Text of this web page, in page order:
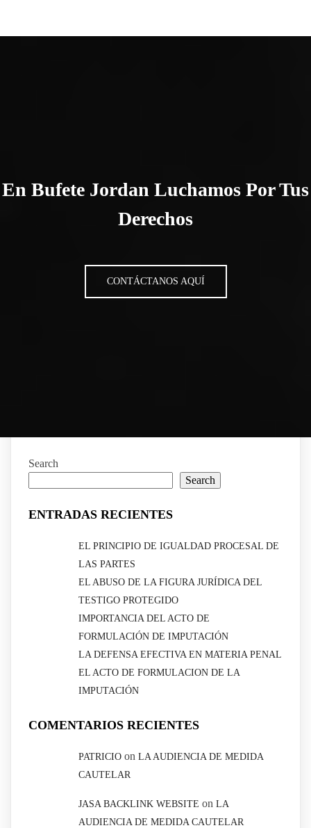
En Bufete Jordan Luchamos Por Tus
Derechos
CONTÁCTANOS AQUÍ
Search
Search
ENTRADAS RECIENTES
EL PRINCIPIO DE IGUALDAD PROCESAL DE
LAS PARTES
EL ABUSO DE LA FIGURA JURÍDICA DEL
TESTIGO PROTEGIDO
IMPORTANCIA DEL ACTO DE
FORMULACIÓN DE IMPUTACIÓN
LA DEFENSA EFECTIVA EN MATERIA PENAL
EL ACTO DE FORMULACION DE LA
IMPUTACIÓN
COMENTARIOS RECIENTES
PATRICIO on LA AUDIENCIA DE MEDIDA
CAUTELAR
JASA BACKLINK WEBSITE on LA
AUDIENCIA DE MEDIDA CAUTELAR